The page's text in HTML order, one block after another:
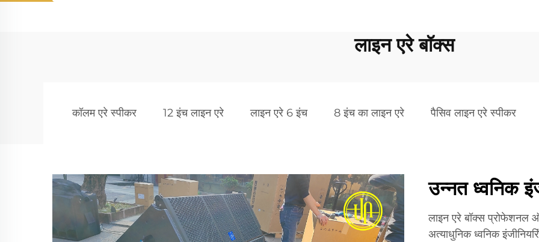
लाइन एरे बॉक्स
कॉलम एरे स्पीकर 12 इंच लाइन एरे लाइन एरे 6 इंच 8 इंच का लाइन एरे पैसिव लाइन एरे स्पीकर
उन्नत ध्वनिक
लाइन एरे बॉक्स प्रोफेशनल
अत्याधुनिक ध्वनिक